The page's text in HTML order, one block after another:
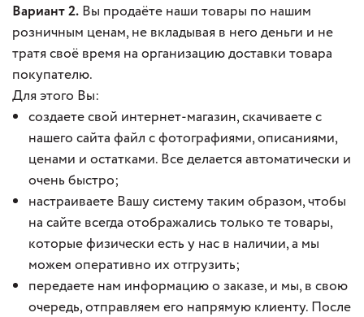
Вариант 2.Вы продаёте наши товары по нашим
розничным ценам, не вкладывая в него деньги и не
тратя своё время на организацию доставки товара
покупателю.
Для этого Вы:
создаете свой интернет-магазин, скачиваете с
нашего сайта файл с фотографиями, описаниями,
ценами и остатками. Все делается автоматически и
очень быстро;
настраиваете Вашу систему таким образом, чтобы
на сайте всегда отображались только те товары,
которые физически есть у нас в наличии, а мы
можем оперативно их отгрузить;
передаете нам информацию о заказе, и мы, в свою
очередь, отправляем его напрямую клиенту. После